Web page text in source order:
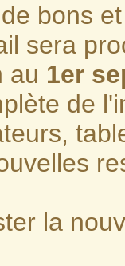
bons
sera
au 1er
de
la